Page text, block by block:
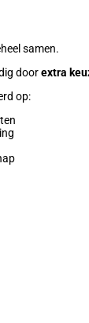
samen.
doorextra
op: